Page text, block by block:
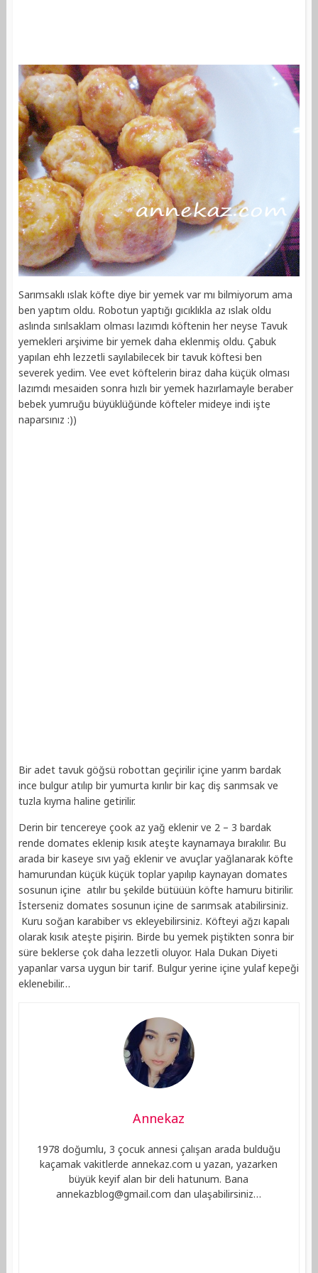
Sarımsaklı ıslak köfte diye bir yemek var mı bilmiyorum ama
ben yaptım oldu. Robotun yaptığı gıcıklıkla az ıslak oldu
aslında sırılsaklam olması lazımdı köftenin her neyse Tavuk
yemekleri arşivime bir yemek daha eklenmiş oldu. Çabuk
yapılan ehh lezzetli sayılabilecek bir tavuk köftesi ben
severek yedim. Vee evet köftelerin biraz daha küçük olması
lazımdı mesaiden sonra hızlı bir yemek hazırlamayle beraber
bebek yumruğu büyüklüğünde köfteler mideye indi işte
naparsınız :))
Bir adet tavuk göğsü robottan geçirilir içine yarım bardak
ince bulgur atılıp bir yumurta kırılır bir kaç diş sarımsak ve
tuzla kıyma haline getirilir.
Derin bir tencereye çook az yağ eklenir ve 2 – 3 bardak
rende domates eklenip kısık ateşte kaynamaya bırakılır. Bu
arada bir kaseye sıvı yağ eklenir ve avuçlar yağlanarak köfte
hamurundan küçük küçük toplar yapılıp kaynayan domates
sosunun içine atılır bu şekilde bütüüün köfte hamuru bitirilir.
İsterseniz domates sosunun içine de sarımsak atabilirsiniz.
Kuru soğan karabiber vs ekleyebilirsiniz. Köfteyi ağzı kapalı
olarak kısık ateşte pişirin. Birde bu yemek piştikten sonra bir
süre beklerse çok daha lezzetli oluyor. Hala Dukan Diyeti
yapanlar varsa uygun bir tarif. Bulgur yerine içine yulaf kepeği
eklenebilir…
Annekaz
1978 doğumlu, 3 çocuk annesi çalışan arada bulduğu
kaçamak vakitlerde annekaz.com u yazan, yazarken
büyük keyif alan bir deli hatunum. Bana
annekazblog@gmail.com dan ulaşabilirsiniz…